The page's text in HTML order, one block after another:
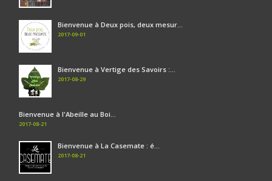
Bienvenue à Deux pois, deux mesur...
2017-09-01
Bienvenue à Vertige des Savoirs :...
2017-08-29
Bienvenue à l'Abeille au Boi...
2017-08-21
Bienvenue à La Casemate : é...
2017-08-21